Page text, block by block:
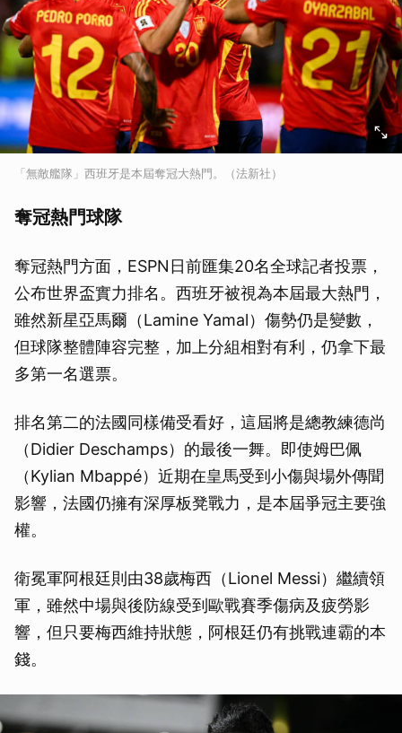
「無敵艦隊」西班牙是本屆奪冠大熱門。（法新社）
奪冠熱門球隊
奪冠熱門方面，ESPN日前匯集20名全球記者投票，
公布世界盃實力排名。西班牙被視為本屆最大熱門，
雖然新星亞馬爾（Lamine Yamal）傷勢仍是變數，
但球隊整體陣容完整，加上分組相對有利，仍拿下最
多第一名選票。
排名第二的法國同樣備受看好，這屆將是總教練德尚
（Didier Deschamps）的最後一舞。即使姆巴佩
（Kylian Mbappé）近期在皇馬受到小傷與場外傳聞
影響，法國仍擁有深厚板凳戰力，是本屆爭冠主要強
權。
衛冕軍阿根廷則由38歲梅西（Lionel Messi）繼續領
軍，雖然中場與後防線受到歐戰賽季傷病及疲勞影
響，但只要梅西維持狀態，阿根廷仍有挑戰連霸的本
錢。